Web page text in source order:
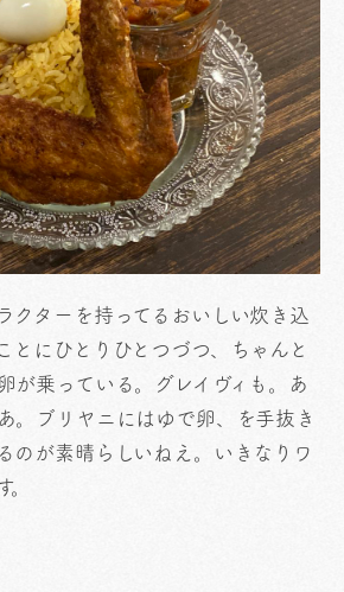
クターを持ってるおいしい炊き込
とにひとりひとつづつ、ちゃんと
が乗っている。グレイヴィも。あ
。ブリヤニにはゆで卵、を手抜き
のが素晴らしいねえ。いきなりワ